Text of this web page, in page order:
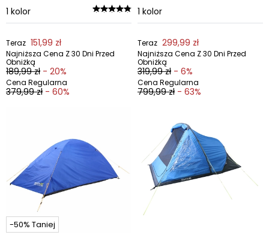
1 kolor
Teraz 151,99 zł
Najniższa Cena Z 30 Dni Przed
Obniżką
189,99 zł - 20%
Cena Regularna
379,99 zł - 60%
1 kolor
Teraz 299,99 zł
Najniższa Cena Z 30 Dni Przed
Obniżką
319,99 zł - 6%
Cena Regularna
799,99 zł - 63%
-50% Taniej